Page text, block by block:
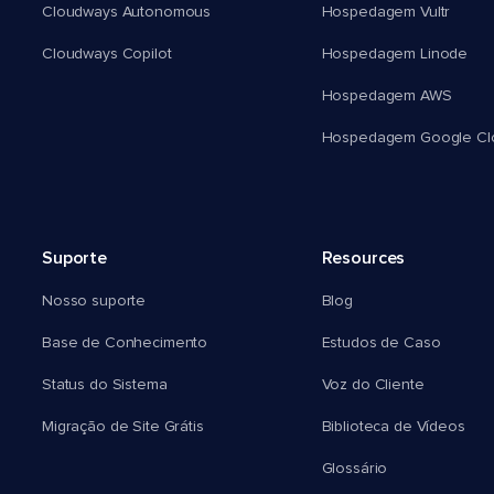
Cloudways Autonomous
Cloudways Copilot
Hospedagem Vultr
Hospedagem Linode
Hospedagem AWS
Hospedagem Google
Suporte
Nosso suporte
Base de Conhecimento
Status do Sistema
Migração de Site Grátis
Resources
Blog
Estudos de Caso
Voz do Cliente
Biblioteca de Vídeos
Glossário